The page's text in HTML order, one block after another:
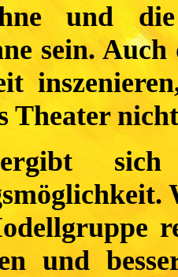
und
sein.
Theater
sich
und